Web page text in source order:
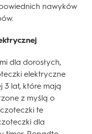
nawyków
dla dorosłych,
elektryczne
lat, które mają
z myślą o
te
dla